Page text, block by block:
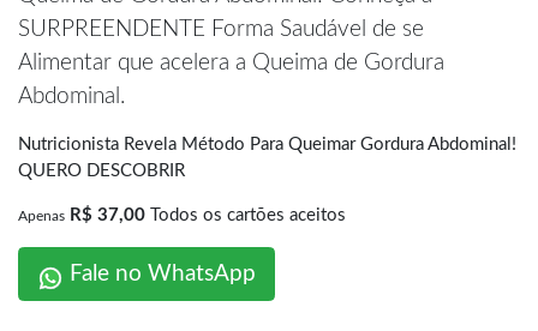
SURPREENDENTE Forma Saudável de se
Alimentar que acelera a Queima de Gordura
Abdominal.
Nutricionista Revela Método Para Queimar Gordura Abdominal!
QUERO DESCOBRIR
Apenas R$ 37,00 Todos os cartões aceitos
Fale no WhatsApp